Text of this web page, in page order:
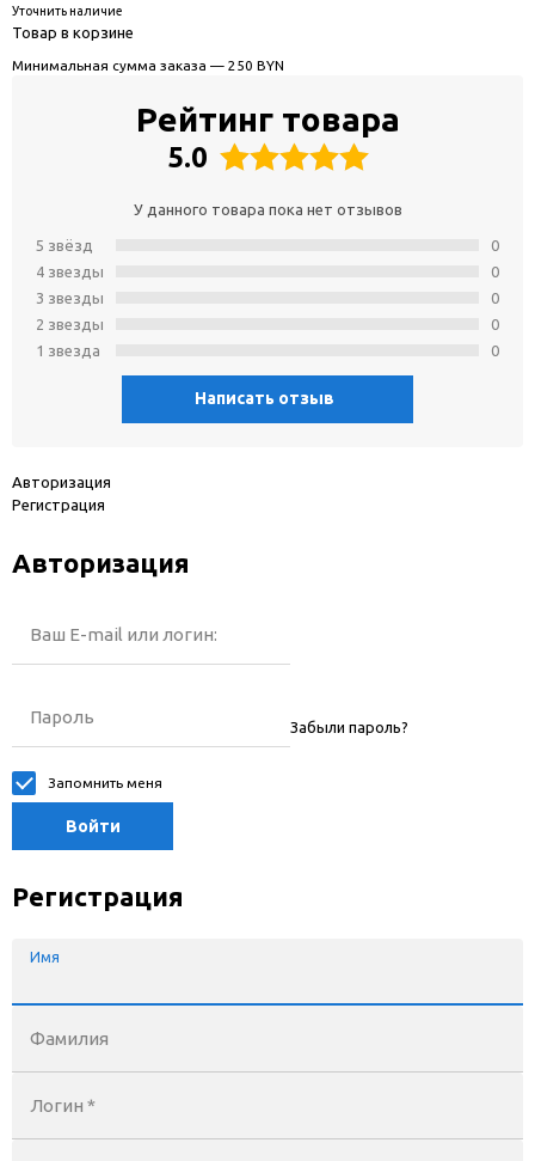
Уточнить наличие
Товар в корзине
Минимальная сумма заказа — 250 BYN
Рейтинг товара
5.0
У данного товара пока нет отзывов
5 звёзд
4 звeзды
3 звeзды
2 звeзды
1 звeзда
0
0
0
0
0
Написать отзыв
Авторизация
Регистрация
Авторизация
Ваш E-mail или логин:
Пароль Забыли пароль?
Запомнить меня
Войти
Регистрация
Имя
Фамилия
Логин *